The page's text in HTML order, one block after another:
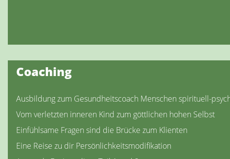
Coaching
Ausbildung zum Gesundheitscoach Menschen spirituell-
Vom verletzten inneren Kind zum göttlichen hohen Selbst
Einfühlsame Fragen sind die Brücke zum Klienten
Eine Reise zu dir Persönlichkeitsmodifikation